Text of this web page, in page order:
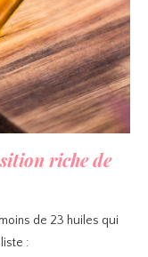
riche de
de 23 huiles qui
: